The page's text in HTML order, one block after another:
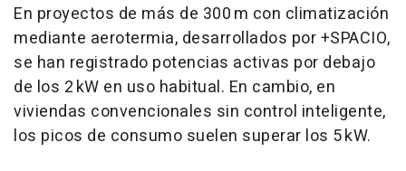
En proyectos de más de 300 m con climatización
mediante aerotermia, desarrollados por +SPACIO,
se han registrado potencias activas por debajo
de los 2 kW en uso habitual. En cambio, en
viviendas convencionales sin control inteligente,
los picos de consumo suelen superar los 5 kW.